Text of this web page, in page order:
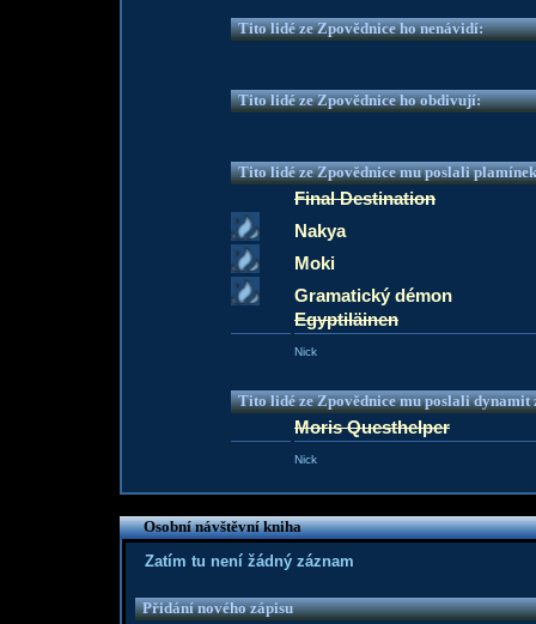
Tito lidé ze Zpovědnice ho nenávidí:
Tito lidé ze Zpovědnice ho obdivují:
Tito lidé ze Zpovědnice mu poslali
Final Destination
Nakya
Moki
Gramatický démon
Egyptiläinen
Nick
Tito lidé ze Zpovědnice mu poslali dynamit
Moris Questhelper
Nick
Osobní návštěvní kniha
Zatím tu není žádný záznam
Přidání nového zápisu